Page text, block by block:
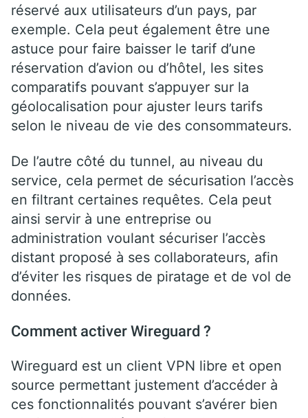
réservé aux utilisateurs d’un pays, par
exemple. Cela peut également être une
astuce pour faire baisser le tarif d’une
réservation d’avion ou d’hôtel, les sites
comparatifs pouvant s’appuyer sur la
géolocalisation pour ajuster leurs tarifs
selon le niveau de vie des consommateurs.
De l’autre côté du tunnel, au niveau du
service, cela permet de sécurisation l’accès
en filtrant certaines requêtes. Cela peut
ainsi servir à une entreprise ou
administration voulant sécuriser l’accès
distant proposé à ses collaborateurs, afin
d’éviter les risques de piratage et de vol de
données.
Comment activer Wireguard ?
Wireguard est un client VPN libre et open
source permettant justement d’accéder à
ces fonctionnalités pouvant s’avérer bien